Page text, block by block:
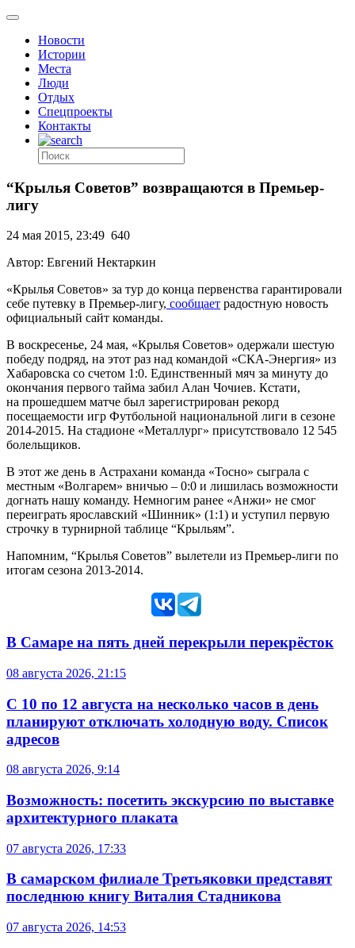
Новости
Истории
Места
Люди
Отдых
Спецпроекты
Контакты
“Крылья Советов” возвращаются в Премьер-
лигу
24 мая 2015, 23:49 640
Автор: Евгений Нектаркин
«Крылья Советов» за тур до конца первенства гарантировали
себе путевку в Премьер-лигу, сообщает радостную новость
официальный сайт команды.
В воскресенье, 24 мая, «Крылья Советов» одержали шестую
победу подряд, на этот раз над командой «СКА-Энергия» из
Хабаровска со счетом 1:0. Единственный мяч за минуту до
окончания первого тайма забил Алан Чочиев. Кстати,
на прошедшем матче был зарегистрирован рекорд
посещаемости игр Футбольной национальной лиги в сезоне
2014-2015. На стадионе «Металлург» присутствовало 12 545
болельщиков.
В этот же день в Астрахани команда «Тосно» сыграла с
местным «Волгарем» вничью – 0:0 и лишилась возможности
догнать нашу команду. Немногим ранее «Анжи» не смог
переиграть ярославский «Шинник» (1:1) и уступил первую
строчку в турнирной таблице “Крыльям”.
Напомним, “Крылья Советов” вылетели из Премьер-лиги по
итогам сезона 2013-2014.
В Самаре на пять дней перекрыли перекрёсток
08 августа 2026, 21:15
С 10 по 12 августа на несколько часов в день
планируют отключать холодную воду. Список
адресов
08 августа 2026, 9:14
Возможность: посетить экскурсию по выставке
архитектурного плаката
07 августа 2026, 17:33
В самарском филиале Третьяковки представят
последнюю книгу Виталия Стадникова
07 августа 2026, 14:53